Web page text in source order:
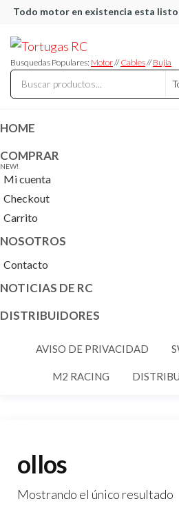
Saltar
contenido
Todo motor en existencia esta
RC
articulos
de RC
Busquedas Populares: Motor//Cables//Bujia
HOME
COMPRAR
NEW!
Mi cuenta
Checkout
Carrito
NOSOTROS
Contacto
NOTICIAS DE RC
DISTRIBUIDORES
AVISO DE PRIVACIDAD
M2 RACING
ollos
Mostrando el único resultado